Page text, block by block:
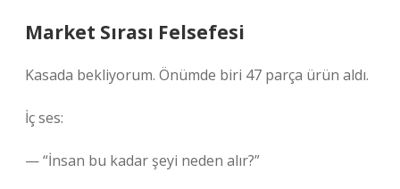
Market Sırası Felsefesi
Kasada bekliyorum. Önümde biri 47 parça ürün aldı.
İç ses:
— “İnsan bu kadar şeyi neden alır?”